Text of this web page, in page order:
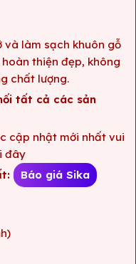
và làm sạch khuôn gỗ
thiện đẹp, không
chất lượng.
tất cả các sản
cập nhật mới nhất vui
đây
Báo giá Sika